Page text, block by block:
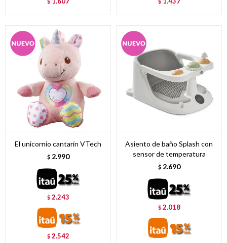
El unicornio cantarín VTech
$ 2.990
$2.243
$2.542
Asiento de baño Splash con
sensor de temperatura
$ 2.690
$2.018